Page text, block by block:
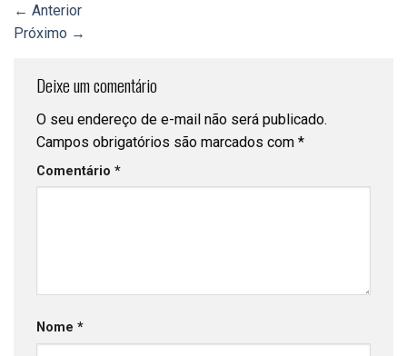
← Anterior
Próximo →
Deixe um comentário
O seu endereço de e-mail não será publicado.
Campos obrigatórios são marcados com *
Comentário *
Nome *